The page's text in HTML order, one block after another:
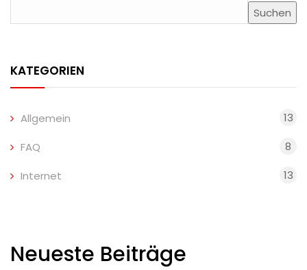
Suchen
KATEGORIEN
Allgemein 13
FAQ 8
Internet 13
Neueste Beiträge